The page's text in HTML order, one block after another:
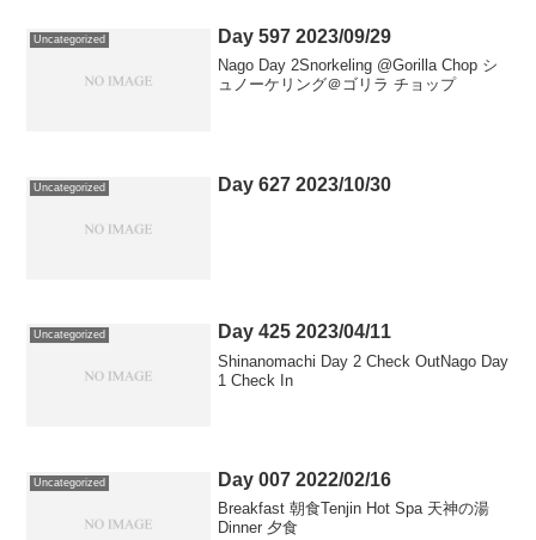
Uncategorized Day 597 2023/09/29
Nago Day 2Snorkeling @Gorilla Chop シ
ュノーケリング＠ゴリラ チョップ
Uncategorized Day 627 2023/10/30
Uncategorized Day 425 2023/04/11
Shinanomachi Day 2 Check OutNago Day
1 Check In
Uncategorized Day 007 2022/02/16
Breakfast 朝食Tenjin Hot Spa 天神の湯
Dinner 夕食